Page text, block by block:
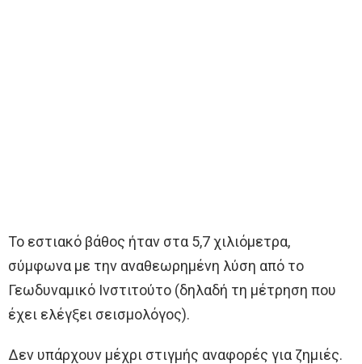
Το εστιακό βάθος ήταν στα 5,7 χιλιόμετρα,
σύμφωνα με την αναθεωρημένη λύση από το
Γεωδυναμικό Ινστιτούτο (δηλαδή τη μέτρηση που
έχει ελέγξει σεισμολόγος).
Δεν υπάρχουν μέχρι στιγμής αναφορές για ζημιές.